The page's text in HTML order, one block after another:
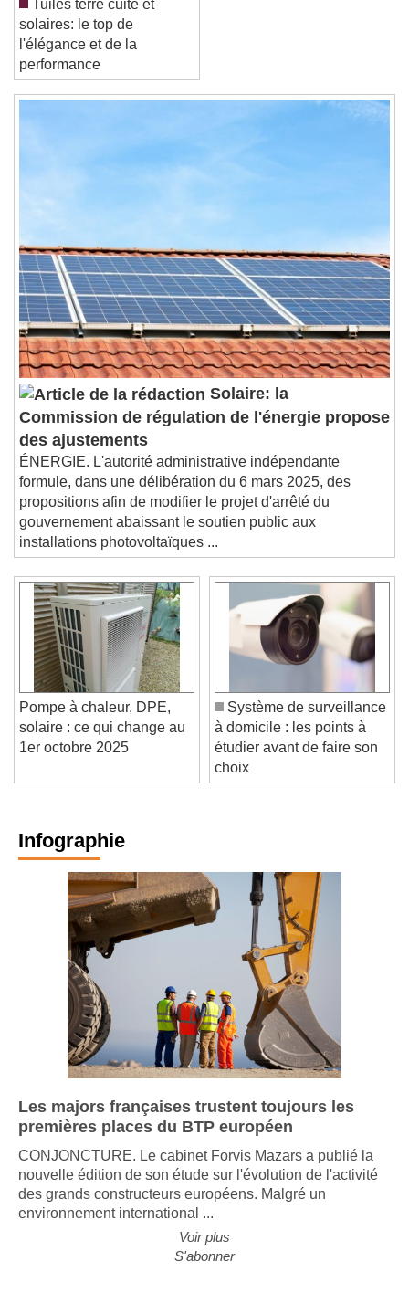
Reset
Done
Close Modal Dialog
End of dialog window.
Tuiles terre cuite et
solaires: le top de
l'élégance et de la
performance
Solaire: la
Commission de régulation de l'énergie propose
des ajustements
ÉNERGIE. L'autorité administrative indépendante
formule, dans une délibération du 6 mars 2025, des
propositions afin de modifier le projet d'arrêté du
gouvernement abaissant le soutien public aux
installations photovoltaïques ...
Pompe à chaleur, DPE,
solaire : ce qui change au
Système de surveillance
à domicile : les points à
étudier avant de faire son
choix
Infographie
Les majors françaises trustent toujours les
premières places du BTP européen
CONJONCTURE. Le cabinet Forvis Mazars a publié la
nouvelle édition de son étude sur l'évolution de l'activité
des grands constructeurs européens. Malgré un
Voir plus